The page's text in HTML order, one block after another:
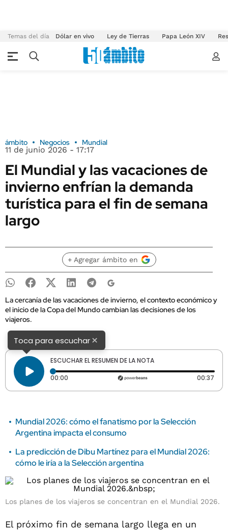
Temas del día Dólar en vivo Ley de Tierras Papa León XIV
ámbito Negocios Mundial
11 de junio 2026 - 17:17
El Mundial y las vacaciones de
invierno enfrían la demanda
turística para el fin de semana
largo
+ Agregar ámbito en
La cercanía de las vacaciones de invierno, el contexto económico y
el inicio de la Copa del Mundo cambian las decisiones de los
viajeros.
Toca para escuchar×
ESCUCHAR EL RESUMEN DE LA NOTA
00:00 Tiempo transcurrido: 0 segundos 00:37
Mundial 2026: cómo el fanatismo por la Selección
Argentina impacta el consumo
La predicción de Dibu Martínez para el Mundial 2026:
cómo le iría a la Selección argentina
Los planes de los viajeros se concentran en el Mundial 2026.
El próximo fin de semana largo llega en un